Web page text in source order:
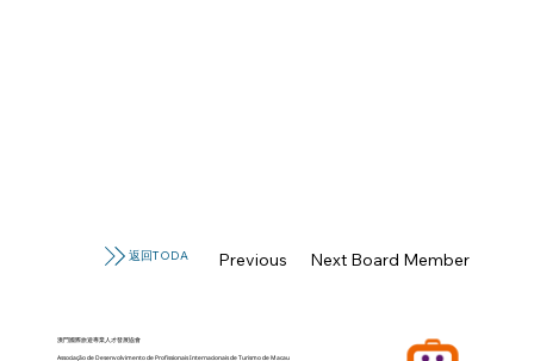
返回TODA Previous Board Member
Next Board Member
澳門國際旅遊專業人才發展協會
Associação de Desenvolvimento de Profissionais Internacionais de Turismo de Macau